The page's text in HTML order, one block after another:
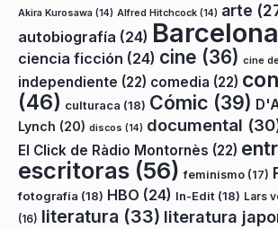
Akira Kurosawa (14) Alfred Hitchcock (14) arte
autobiografía (24) Barcelona
ciencia ficción (24) cine (36) cine
independiente (22) comedia (22)
(46) culturaca (18) Cómic (39)
Lynch (20) discos (14) documental
El Click de Ràdio Montornès (22)
escritoras (56) feminismo (17)
fotografía (18) HBO (24) In-Edit (18) Lars
(16) literatura (33) literatura